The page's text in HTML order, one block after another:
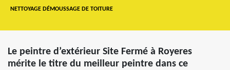
NETTOYAGE DÉMOUSSAGE DE TOITURE
Le peintre d’extérieur Site Fermé à Royeres
mérite le titre du meilleur peintre dans ce